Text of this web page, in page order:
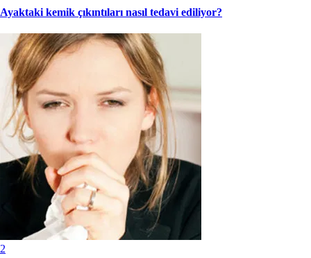
Ayaktaki kemik çıkıntıları nasıl tedavi ediliyor?
2